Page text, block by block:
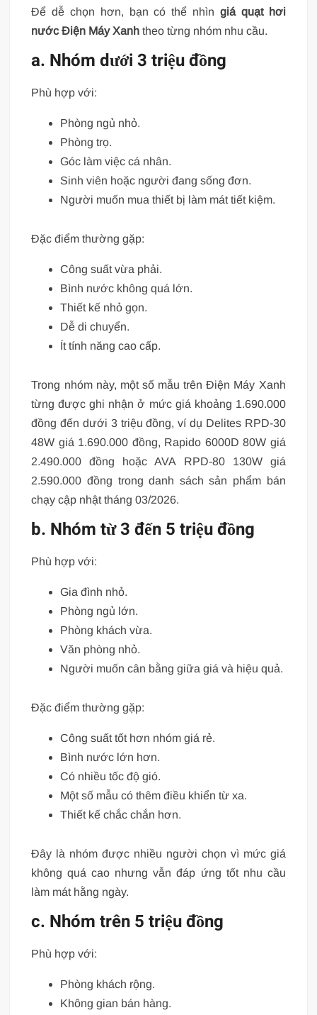
Để dễ chọn hơn, bạn có thể nhìn giá quạt hơi
nước Điện Máy Xanh theo từng nhóm nhu cầu.
a. Nhóm dưới 3 triệu đồng
Phù hợp với:
Phòng ngủ nhỏ.
Phòng trọ.
Góc làm việc cá nhân.
Sinh viên hoặc người đang sống đơn.
Người muốn mua thiết bị làm mát tiết kiệm.
Đặc điểm thường gặp:
Công suất vừa phải.
Bình nước không quá lớn.
Thiết kế nhỏ gọn.
Dễ di chuyển.
Ít tính năng cao cấp.
Trong nhóm này, một số mẫu trên Điện Máy Xanh
từng được ghi nhận ở mức giá khoảng 1.690.000
đồng đến dưới 3 triệu đồng, ví dụ Delites RPD-30
48W giá 1.690.000 đồng, Rapido 6000D 80W giá
2.490.000 đồng hoặc AVA RPD-80 130W giá
2.590.000 đồng trong danh sách sản phẩm bán
chạy cập nhật tháng 03/2026.
b. Nhóm từ 3 đến 5 triệu đồng
Phù hợp với:
Gia đình nhỏ.
Phòng ngủ lớn.
Phòng khách vừa.
Văn phòng nhỏ.
Người muốn cân bằng giữa giá và hiệu quả.
Đặc điểm thường gặp:
Công suất tốt hơn nhóm giá rẻ.
Bình nước lớn hơn.
Có nhiều tốc độ gió.
Một số mẫu có thêm điều khiển từ xa.
Thiết kế chắc chắn hơn.
Đây là nhóm được nhiều người chọn vì mức giá
không quá cao nhưng vẫn đáp ứng tốt nhu cầu
làm mát hằng ngày.
c. Nhóm trên 5 triệu đồng
Phù hợp với:
Phòng khách rộng.
Không gian bán hàng.